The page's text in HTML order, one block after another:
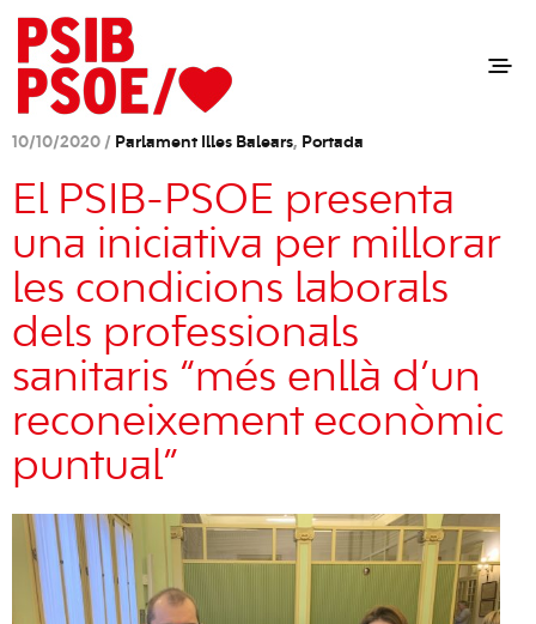
10/10/2020 / Parlament Illes Balears, Portada
El PSIB-PSOE presenta
una iniciativa per millorar
les condicions laborals
dels professionals
sanitaris “més enllà d’un
reconeixement econòmic
puntual”